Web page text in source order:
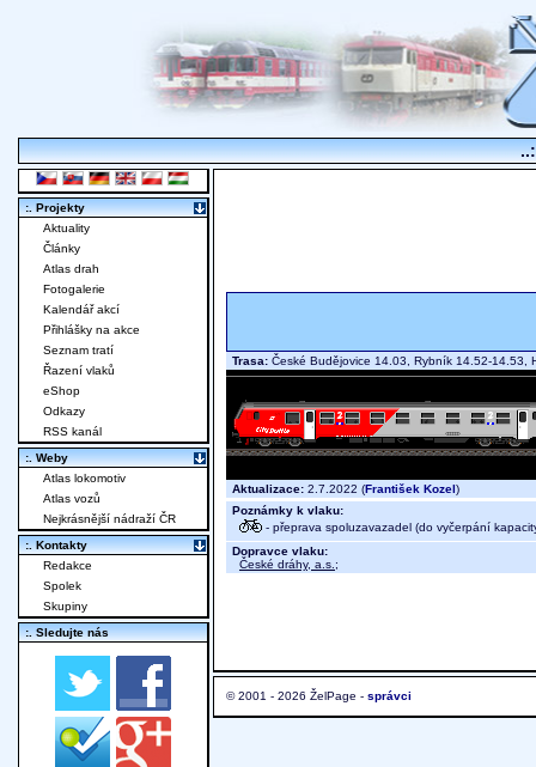
Trasa: České Budějovice 14.03, Rybník 14.52-
Aktualizace: 2.7.2022 (František Kozel)
Poznámky k vlaku:
- přeprava spoluzavazadel (do vyčerpání
Dopravce vlaku:
České dráhy, a.s. ;
© 2001 - 2026 ŽelPage - správci
:. Projekty
Aktuality
Články
Atlas drah
Fotogalerie
Kalendář akcí
Přihlášky na akce
Seznam tratí
Řazení vlaků
eShop
Odkazy
RSS kanál
:. Weby
Atlas lokomotiv
Atlas vozů
Nejkrásnější nádraží ČR
:. Kontakty
Redakce
Spolek
Skupiny
:. Sledujte nás